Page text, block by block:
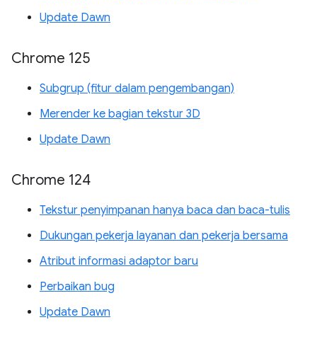
Update Dawn
Chrome 125
Subgrup (fitur dalam pengembangan)
Merender ke bagian tekstur 3D
Update Dawn
Chrome 124
Tekstur penyimpanan hanya baca dan baca-tulis
Dukungan pekerja layanan dan pekerja bersama
Atribut informasi adaptor baru
Perbaikan bug
Update Dawn